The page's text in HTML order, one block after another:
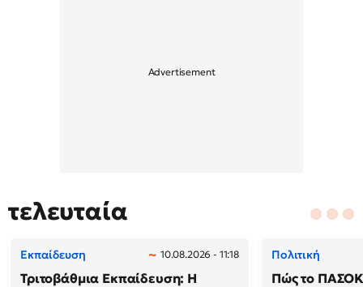
τελευταία
Εκπαίδευση 10.08.2026 - 11:18
Τριτοβάθμια Εκπαίδευση: Η
Πολιτική
Πώς το ΠΑΣΟΚ